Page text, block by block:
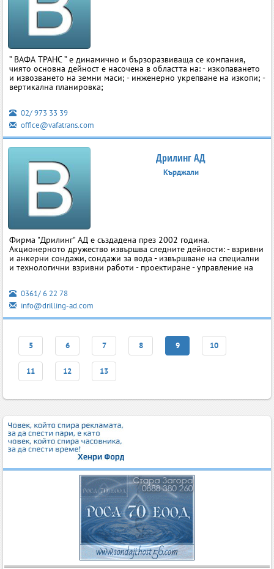
” ВАФА ТРАНС ” е динамично и бързоразвиваща се компания,
чиято основна дейност е насочена в областта на: - изкопаването
и извозването на земни маси; - инженерно укрепване на изкопи; -
вертикална планировка;
02/ 973 33 39
office@vafatrans.com
Дрилинг АД
Кърджали
Фирма "Дрилинг" АД е създадена през 2002 година.
Акционерното дружество извършва следните дейности: - взривни
и анкерни сондажи, сондажи за вода - извършване на специални
и технологични взривни работи - проектиране - управление на
0361/ 6 22 78
info@drilling-ad.com
5 6 7 8 9 10
11 12 13